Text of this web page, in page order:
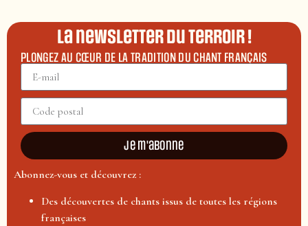
La newsletter du terroir !
PLONGEZ AU CŒUR DE LA TRADITION DU CHANT FRANÇAIS
Je m'abonne
Abonnez-vous et découvrez :
Des découvertes de chants issus de toutes les régions
françaises